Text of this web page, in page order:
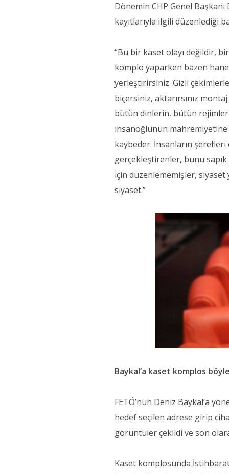
Dönemin CHP Genel
kayıtlarıyla ilgili düzenlediği
“Bu bir kaset olayı değildir,
komplo yaparken bazen
yerleştirirsiniz. Gizli
biçersiniz, aktarırsınız
bütün dinlerin, bütün
insanoğlunun mahremiyetine
kaybeder. İnsanların
gerçekleştirenler, bunu
için düzenlememişler,
siyaset.”
Baykal’a kaset komplos
FETÖ’nün Deniz Baykal’a
hedef seçilen adrese girip
görüntüler çekildi ve son
Kaset komplosunda